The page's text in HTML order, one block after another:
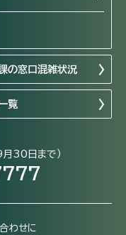
の窓口混雑状況
覧
月30日まで）
わせに